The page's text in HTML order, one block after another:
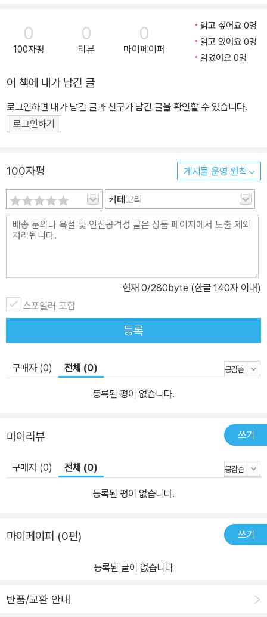
Ronge(Hrsg.)(Trier 2005) 법학개론, 9인 공저(법원사, 2002)
법학입문, 11인 공저(박영사, 2011) 도시재생 실천하라, 28인 공저
(미세움, 2014) 행정법 강론(제8판, 박영사, 2022) 행정법 강론 사
례연습(제4판, 박영사, 2022) 지방자치단체의 계획고권과 국가의
의 직무감독소홀로 인한 국가배상책임 건축허가의 법적 성질에 관한
소고 기업도시에서의 사인을 위한 토지수용의 법적 문제 지방자치단
mweltschutz in der Risikogesellschaft 지방자치단체 국정참여
의 공법적 과제 행정법상 신고의 법리 행정심판과 행정절차제도와의
조화방안 행정심판 재결의 실효성 강화방안 공기업의 재정건전성 보
장을 위한 법적 방안 탈원전을 위한 공론화위원회의 공법적 과제 독
일 연방주의와 연방주의개혁의 우리나라 지방분권개헌에의 시사점
에너지법제의 평가와 과제 헌법상 지방자치권의 제도적 보장을 위한
자문위원회가 출발해 100대 국정과제를 선별하면서 문재인 정부의
정치 일정이 시작되었다. 정책기획위원회는 지난 5년간 대통령 직속
기구로서 폭넓은 국정자문 활동을 해왔다. 정책기획위원회의 주된 일
일이다. 정책기획위원회가 출간하는 이번 단행본 시리즈의 내용들은
정부나 정책기획위원회의 공식 입장이라 할 수 없고 다만, 정책기획
위원회에서 지난 5년간 다양한 방식으로 논의된 정책담론들 가운데
비교적 단행본으로 엮어내기에 수월한 것들을 모아 집필진들이 수정
여 명의 정책기획위원들이 다양한 분야에서 국가의 미래를 고민했던
흔적을 담아보자는 취지라 할 수 있다. 국정과제협의회 정책기획 시
리즈 제12권 ‘문재인 정부의 자치분권’ 1988년 전부개정된 지방자치
법은 지방자치 휴면기를 끝내고 새롭게 재개하기 위한 제도적 기초였
다. 그럼에도 불구하고 당시 지방자치제도의 중요한 특징은 제도의
제도의 시급성에 비중을 두었다. 그 결과 지방자치의 재개에 소극적
이었던 당시 내무부의 제안이 대부분 수용되었다. 32년 만에 개정되
었던 지방자치법은 문재인 정부의 국정과제, 자치분권위원회의 자치
분권 종합계획과 시행계획의 많은 부문을 반영한 것이다. 따라서 지
가 제도화되는 결과로 이어졌다. 전부개정이었기 때문에 쟁점과 논의
도 그만큼 다양하고 광범위하게 이루어졌다. 논의의 막바지에 특례시
방자치법의 전부개정안이 국회에서 의결됨으로써 자치분권 2.0 시대
제도화된 지방자치법을 중심으로 제도의 기본적 취지가 제대로 구현
될 수 있도록 노력하는 과제가 남아 있다. 마지막으로 우리는 새로운
지 않은 부분은 관행 및 해석을 통하여 해결된다. ‘시대의 사회적 가
특히 주민주권론을 토대로 자치입법권이 강화되며 중앙-지방이 협력
합하는 법령의 해석으로 자치분권 2.0 시대를 열어야 할 것이다.
0
100자평
0
리뷰
0
마이페이퍼
읽고 싶어요 0명
읽고 있어요 0명
읽었어요 0명
이 책에 내가 남긴 글
로그인하면 내가 남긴 글과 친구가 남긴 글을 확인할 수 있습니다.
로그인하기
100자평 게시물 운영 원칙
카테고리
현재 0/280byte (한글 140자 이내)
스포일러 포함
등록
구매자 (0) 전체 (0)
등록된 평이 없습니다.
마이리뷰 쓰기
구매자 (0) 전체 (0)
등록된 평이 없습니다.
마이페이퍼 (0편) 쓰기
등록된 글이 없습니다
반품/교환 안내